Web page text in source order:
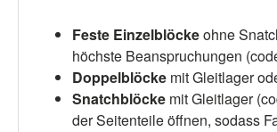
Feste Einzelblöckeohne
höchste Beanspruchungen
Doppelblöcke mit Gleitlager
Snatchblöcke mit Gleitlager
der Seitenteile öffnen, sodass